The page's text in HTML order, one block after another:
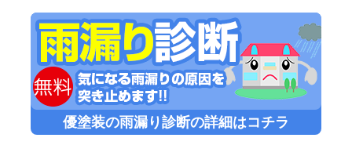
優塗装の雨漏り診断の詳細はコチラ